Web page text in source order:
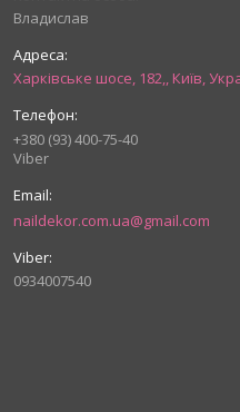
Владислав
Харківське шосе, 182,, Київ,
+380 (93) 400-75-40
Viber
naildekor.com.ua@gmail.com
0934007540